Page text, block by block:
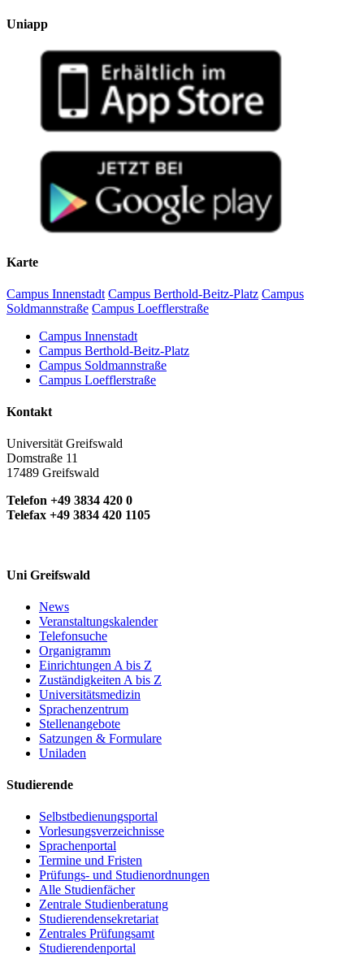
Uniapp
Karte
Campus Innenstadt Campus Berthold-Beitz-Platz Campus
Soldmannstraße Campus Loefflerstraße
Campus Innenstadt
Campus Berthold-Beitz-Platz
Campus Soldmannstraße
Campus Loefflerstraße
Kontakt
Universität Greifswald
Domstraße 11
17489 Greifswald
Telefon +49 3834 420 0
Telefax +49 3834 420 1105
Uni Greifswald
News
Veranstaltungskalender
Telefonsuche
Organigramm
Einrichtungen A bis Z
Zuständigkeiten A bis Z
Universitätsmedizin
Sprachenzentrum
Stellenangebote
Satzungen & Formulare
Uniladen
Studierende
Selbstbedienungsportal
Vorlesungsverzeichnisse
Sprachenportal
Termine und Fristen
Prüfungs- und Studienordnungen
Alle Studienfächer
Zentrale Studienberatung
Studierendensekretariat
Zentrales Prüfungsamt
Studierendenportal